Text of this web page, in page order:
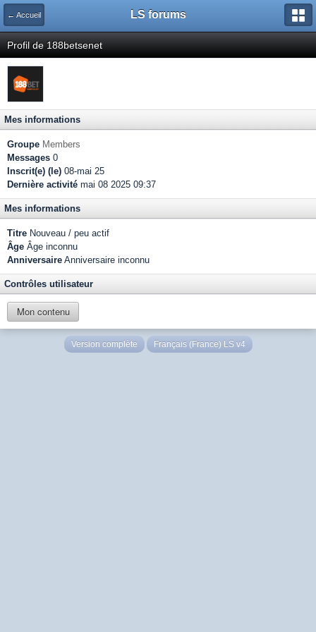
← Accueil LS forums
Profil de 188betsenet
Mes informations
Groupe Members
Messages 0
Inscrit(e) (le) 08-mai 25
Dernière activité mai 08 2025 09:37
Mes informations
Titre Nouveau / peu actif
Âge Âge inconnu
Anniversaire Anniversaire inconnu
Contrôles utilisateur
Mon contenu
Version complète Français (France) LS v4